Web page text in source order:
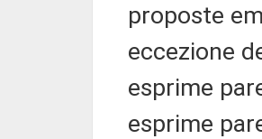
proposte
eccezione
esprime
esprime